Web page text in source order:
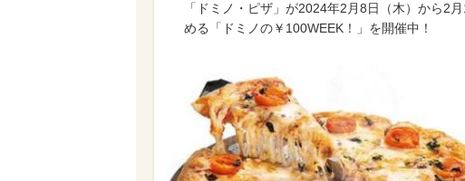
「ドミノ・ピザ」が2024年2月8日（木）から2
める「ドミノの￥100WEEK！」を開催中！